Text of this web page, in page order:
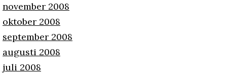
november 2008
oktober 2008
september 2008
augusti 2008
juli 2008